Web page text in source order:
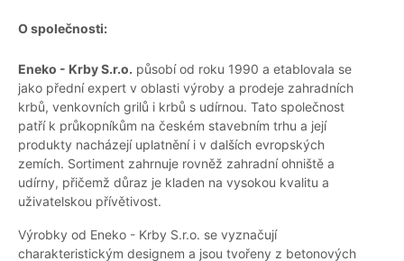
O společnosti:
Eneko - Krby S.r.o. působí od roku 1990 a etablovala se
jako přední expert v oblasti výroby a prodeje zahradních
krbů, venkovních grilů i krbů s udírnou. Tato společnost
patří k průkopníkům na českém stavebním trhu a její
produkty nacházejí uplatnění i v dalších evropských
zemích. Sortiment zahrnuje rovněž zahradní ohniště a
udírny, přičemž důraz je kladen na vysokou kvalitu a
uživatelskou přívětivost.
Výrobky od Eneko - Krby S.r.o. se vyznačují
charakteristickým designem a jsou tvořeny z betonových